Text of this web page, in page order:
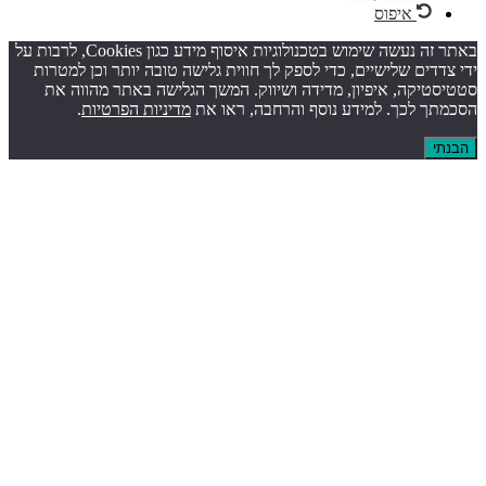
איפוס
באתר זה נעשה שימוש בטכנולוגיות איסוף מידע כגון Cookies, לרבות על
שלישיים, כדי לספק לך חווית גלישה טובה יותר וכן למטרות
איפיון, מדידה ושיווק. המשך הגלישה באתר מהווה את
לכך. למידע נוסף והרחבה, ראו אתמדיניות הפרטיות.